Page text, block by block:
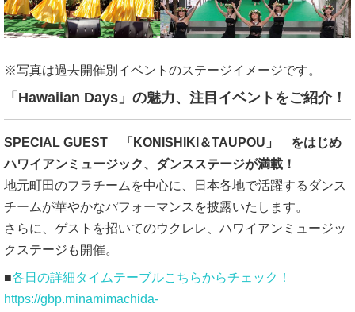
※写真は過去開催別イベントのステージイメージです。
「Hawaiian Days」の魅力、注目イベントをご紹介！
SPECIAL GUEST 「KONISHIKI＆TAUPOU」 をはじめ
ハワイアンミュージック、ダンスステージが満載！
地元町田のフラチームを中心に、日本各地で活躍するダンス
チームが華やかなパフォーマンスを披露いたします。
さらに、ゲストを招いてのウクレレ、ハワイアンミュージッ
クステージも開催。
■各日の詳細タイムテーブルこちらからチェック！
https://gbp.minamimachida-